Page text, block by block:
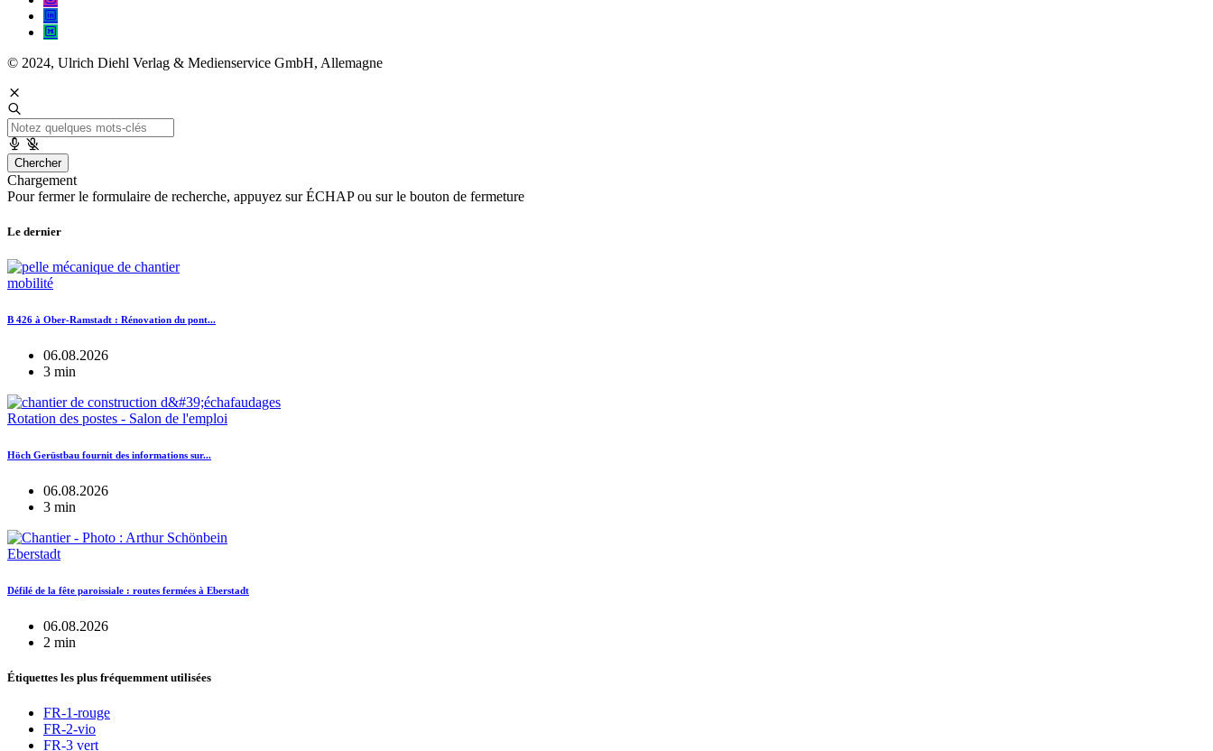
© 2024, Ulrich Diehl Verlag & Medienservice GmbH, Allemagne
Chercher
Chargement
Pour fermer le formulaire de recherche, appuyez sur ÉCHAP ou sur le bouton de fermeture
Le dernier
mobilité
B 426 à Ober-Ramstadt : Rénovation du pont...
06.08.2026
3 min
Rotation des postes - Salon de l'emploi
Höch Gerüstbau fournit des informations sur...
06.08.2026
3 min
Eberstadt
Défilé de la fête paroissiale : routes fermées à Eberstadt
06.08.2026
2 min
Étiquettes les plus fréquemment utilisées
FR-1-rouge
FR-2-vio
FR-3 vert